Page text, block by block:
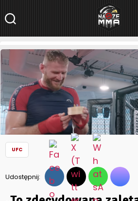
NaszeMMA.pl»Aktualności»Świat»UFC»
zaleta po stronie Janka” – Izu Ugonoh
259 Embedded Vlog 1
UFC
Udostępnij: